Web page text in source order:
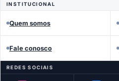
INSTITUCIONAL
Quem somos
Fale conosco
REDES SOCIAIS